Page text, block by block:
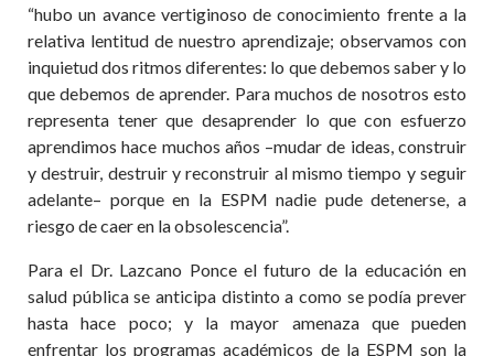
“hubo un avance vertiginoso de conocimiento frente a la
relativa lentitud de nuestro aprendizaje; observamos con
inquietud dos ritmos diferentes: lo que debemos saber y lo
que debemos de aprender. Para muchos de nosotros esto
representa tener que desaprender lo que con esfuerzo
aprendimos hace muchos años –mudar de ideas, construir
y destruir, destruir y reconstruir al mismo tiempo y seguir
adelante– porque en la ESPM nadie pude detenerse, a
riesgo de caer en la obsolescencia”.
Para el Dr. Lazcano Ponce el futuro de la educación en
salud pública se anticipa distinto a como se podía prever
hasta hace poco; y la mayor amenaza que pueden
enfrentar los programas académicos de la ESPM son la